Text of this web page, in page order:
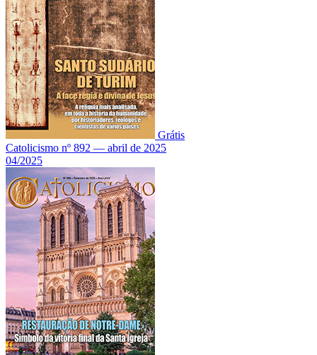
Grátis
Catolicismo nº 892 — abril de 2025
04/2025